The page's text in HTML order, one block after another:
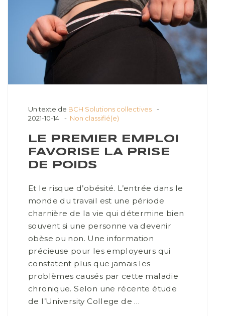
Un texte de BCH Solutions collectives
2021-10-14
Non classifié(e)
LE PREMIER EMPLOI
FAVORISE LA PRISE
DE POIDS
Et le risque d’obésité. L’entrée dans le
monde du travail est une période
charnière de la vie qui détermine bien
souvent si une personne va devenir
obèse ou non. Une information
précieuse pour les employeurs qui
constatent plus que jamais les
problèmes causés par cette maladie
chronique. Selon une récente étude
de l’University College de …